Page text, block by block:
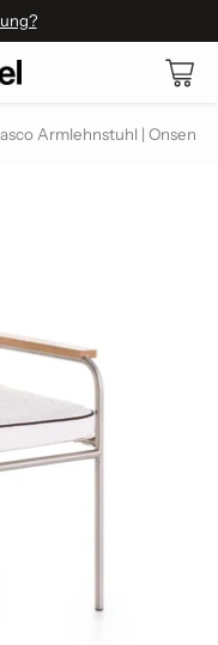
Armlehnstuhl | Onsen